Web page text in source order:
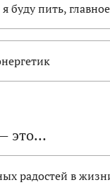
буду пить,
это…
радостей в